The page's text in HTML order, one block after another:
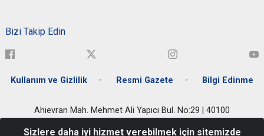
Bizi Takip Edin
Kullanım ve Gizlilik Resmi Gazete Bilgi Edinme
Ahievran Mah. Mehmet Ali Yapıcı Bul. No:29 | 40100
Sizlere daha iyi hizmet verebilmek için sitemizde